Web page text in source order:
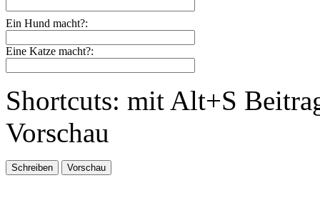
Ein Hund macht?:
Eine Katze macht?:
Shortcuts: mit Alt+S
Vorschau